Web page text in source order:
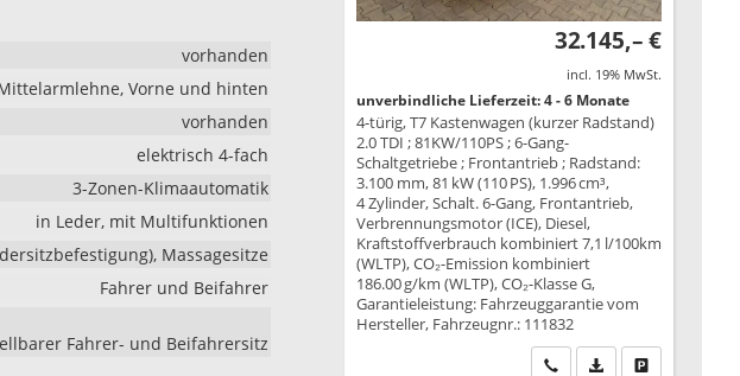
vorhanden
Vorne und hinten
vorhanden
elektrisch 4-fach
3-Zonen-Klimaautomatik
in Leder, mit Multifunktionen
Massagesitze
Fahrer und Beifahrer
Fahrer- und Beifahrersitz
32.145,– €
incl. 19% MwSt.
unverbindliche Lieferzeit: 4 - 6 Monate
4-türig, T7 Kastenwagen (kurzer Radstand)
2.0 TDI ; 81KW/110PS ; 6-Gang-
Schaltgetriebe ; Frontantrieb ; Radstand:
3.100 mm, 81 kW (110 PS), 1.996 cm³,
4 Zylinder, Schalt. 6-Gang, Frontantrieb,
Verbrennungsmotor (ICE), Diesel,
Kraftstoffverbrauch kombiniert 7,1 l/100km
(WLTP), CO₂-Emission kombiniert
186.00 g/km (WLTP), CO₂-Klasse G,
Garantieleistung: Fahrzeuggarantie vom
Hersteller, Fahrzeugnr.: 111832
Wir rufen Sie an
PDF-Datei,Drucken,